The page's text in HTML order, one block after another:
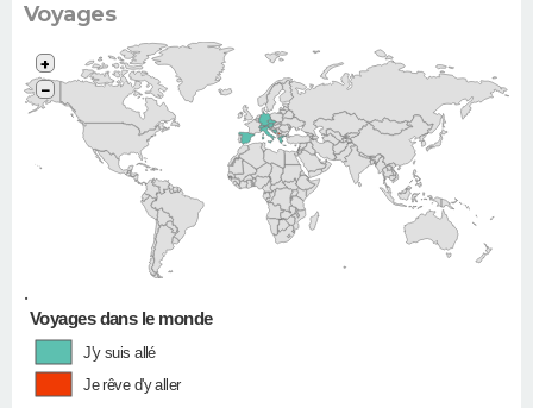
Voyages
•
+
−
Voyages dans le monde
J'y suis allé
Je rêve d'y aller